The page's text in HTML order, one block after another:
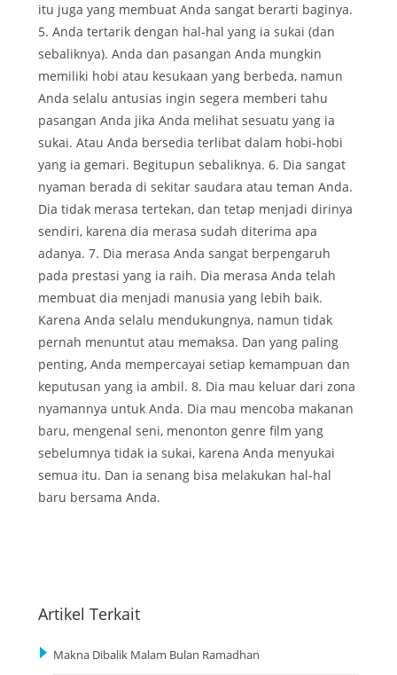
itu juga yang membuat Anda sangat berarti baginya.
5. Anda tertarik dengan hal-hal yang ia sukai (dan
sebaliknya). Anda dan pasangan Anda mungkin
memiliki hobi atau kesukaan yang berbeda, namun
Anda selalu antusias ingin segera memberi tahu
pasangan Anda jika Anda melihat sesuatu yang ia
sukai. Atau Anda bersedia terlibat dalam hobi-hobi
yang ia gemari. Begitupun sebaliknya. 6. Dia sangat
nyaman berada di sekitar saudara atau teman Anda.
Dia tidak merasa tertekan, dan tetap menjadi dirinya
sendiri, karena dia merasa sudah diterima apa
adanya. 7. Dia merasa Anda sangat berpengaruh
pada prestasi yang ia raih. Dia merasa Anda telah
membuat dia menjadi manusia yang lebih baik.
Karena Anda selalu mendukungnya, namun tidak
pernah menuntut atau memaksa. Dan yang paling
penting, Anda mempercayai setiap kemampuan dan
keputusan yang ia ambil. 8. Dia mau keluar dari zona
nyamannya untuk Anda. Dia mau mencoba makanan
baru, mengenal seni, menonton genre film yang
sebelumnya tidak ia sukai, karena Anda menyukai
semua itu. Dan ia senang bisa melakukan hal-hal
baru bersama Anda.
Artikel Terkait
Makna Dibalik Malam Bulan Ramadhan